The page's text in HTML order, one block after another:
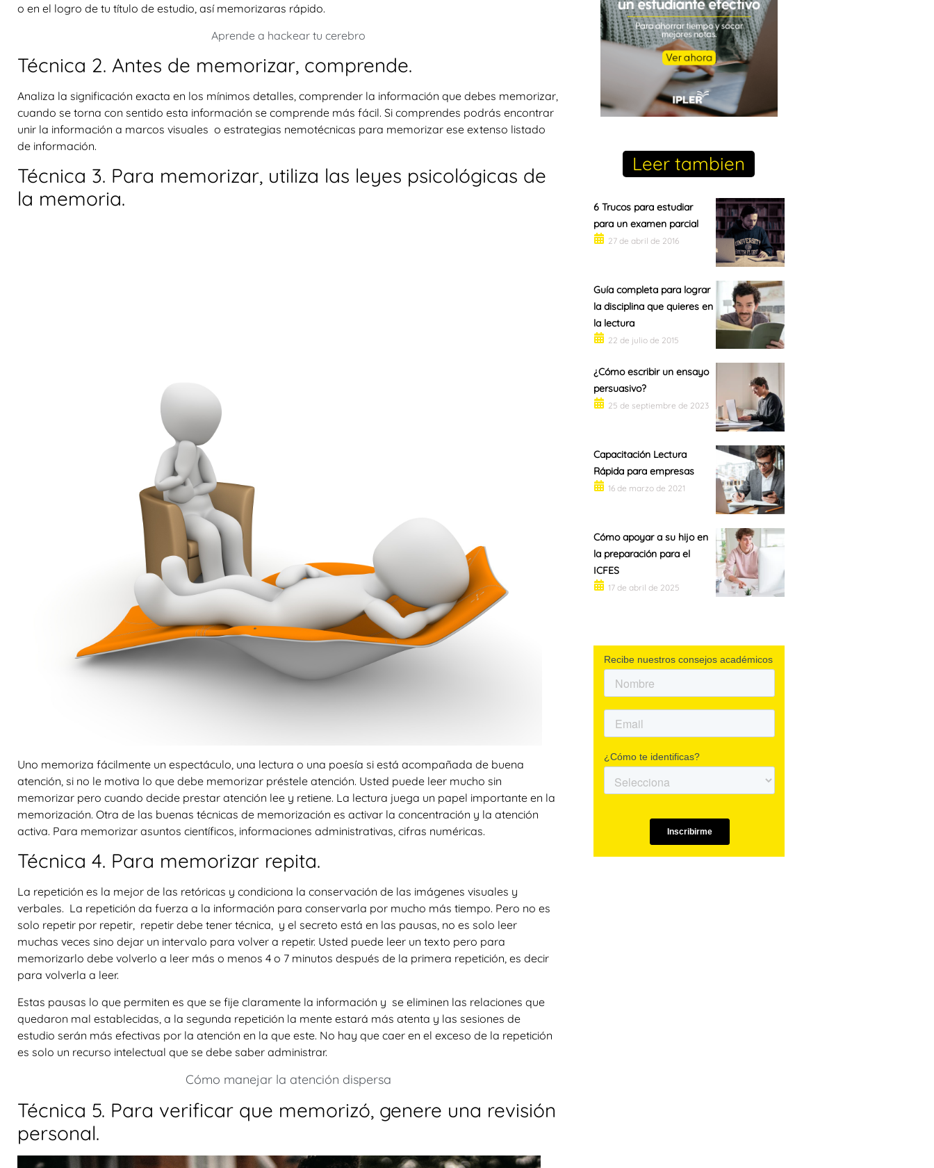
o en el logro de tu título de estudio, así memorizaras rápido.
Aprende a hackear tu cerebro
Técnica 2. Antes de memorizar, comprende.
Analiza la significación exacta en los mínimos detalles, comprender la información que debes memorizar,
cuando se torna con sentido esta información se comprende más fácil. Si comprendes podrás encontrar
unir la información a marcos visuales o estrategias nemotécnicas para memorizar ese extenso listado
de información.
Técnica 3. Para memorizar, utiliza las leyes psicológicas de
la memoria.
Uno memoriza fácilmente un espectáculo, una lectura o una poesía si está acompañada de buena
atención, si no le motiva lo que debe memorizar préstele atención. Usted puede leer mucho sin
memorizar pero cuando decide prestar atención lee y retiene. La lectura juega un papel importante en la
memorización. Otra de las buenas técnicas de memorización es activar la concentración y la atención
activa. Para memorizar asuntos científicos, informaciones administrativas, cifras numéricas.
Técnica 4. Para memorizar repita.
La repetición es la mejor de las retóricas y condiciona la conservación de las imágenes visuales y
verbales. La repetición da fuerza a la información para conservarla por mucho más tiempo. Pero no es
solo repetir por repetir, repetir debe tener técnica, y el secreto está en las pausas, no es solo leer
muchas veces sino dejar un intervalo para volver a repetir. Usted puede leer un texto pero para
memorizarlo debe volverlo a leer más o menos 4 o 7 minutos después de la primera repetición, es decir
para volverla a leer.
Estas pausas lo que permiten es que se fije claramente la información y se eliminen las relaciones que
quedaron mal establecidas, a la segunda repetición la mente estará más atenta y las sesiones de
estudio serán más efectivas por la atención en la que este. No hay que caer en el exceso de la repetición
es solo un recurso intelectual que se debe saber administrar.
Cómo manejar la atención dispersa
Técnica 5. Para verificar que memorizó, genere una revisión
personal.
Leer tambien
6 Trucos para estudiar
para un examen parcial
27 de abril de 2016
Guía completa para lograr
la disciplina que quieres en
la lectura
22 de julio de 2015
¿Cómo escribir un ensayo
persuasivo?
25 de septiembre de 2023
Capacitación Lectura
Rápida para empresas
16 de marzo de 2021
Cómo apoyar a su hijo en
la preparación para el
ICFES
17 de abril de 2025